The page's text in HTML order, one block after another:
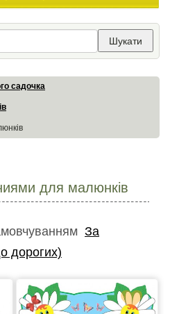
Шукати
садочка
для малюнків
За
дорогих)